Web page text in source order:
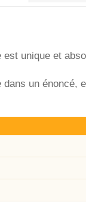
unique et
un énoncé,